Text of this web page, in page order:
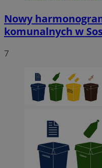
Nowy
komunalnych w
7